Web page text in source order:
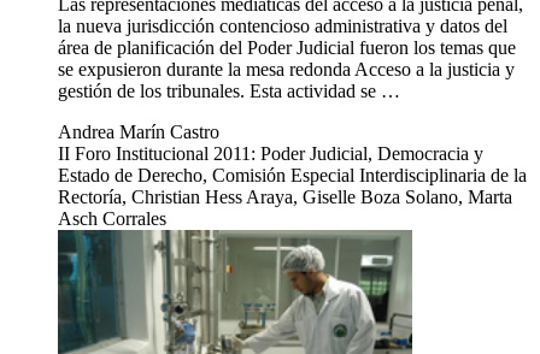
Las representaciones mediáticas del acceso a la justicia penal,
la nueva jurisdicción contencioso administrativa y datos del
área de planificación del Poder Judicial fueron los temas que
se expusieron durante la mesa redonda Acceso a la justicia y
gestión de los tribunales. Esta actividad se …
Andrea Marín Castro
II Foro Institucional 2011: Poder Judicial, Democracia y
Estado de Derecho, Comisión Especial Interdisciplinaria de la
Rectoría, Christian Hess Araya, Giselle Boza Solano, Marta
Asch Corrales